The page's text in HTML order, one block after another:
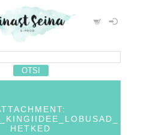
HETKED